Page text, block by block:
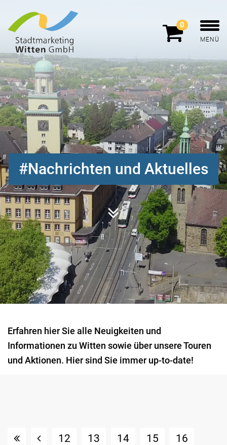
0
MENÜ
Nachrichten und Aktuelles
Erfahren hier Sie alle Neuigkeiten und
Informationen zu Witten sowie über unsere Touren
und Aktionen. Hier sind Sie immer up-to-date!
12 13 14 15
16